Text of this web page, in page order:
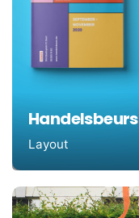
Handelsbeurs
Layout